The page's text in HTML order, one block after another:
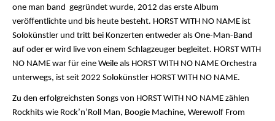
one man band gegründet wurde, 2012 das erste Album
veröffentlichte und bis heute besteht. HORST WITH NO NAME ist
Solokünstler und tritt bei Konzerten entweder als One-Man-Band
auf oder er wird live von einem Schlagzeuger begleitet. HORST WITH
NO NAME war für eine Weile als HORST WITH NO NAME Orchestra
unterwegs, ist seit 2022 Solokünstler HORST WITH NO NAME.
Zu den erfolgreichsten Songs von HORST WITH NO NAME zählen
Rockhits wie Rock’n’Roll Man, Boogie Machine, Werewolf From